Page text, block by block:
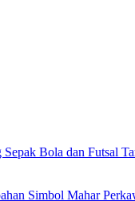
Bola dan Futsal
Simbol Mahar